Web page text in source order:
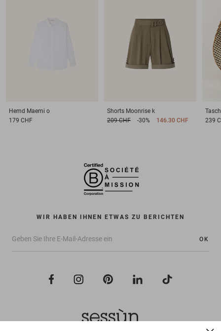
Hemd Maemi o
179 CHF
Shorts Moonrise k
209 CHF
-30% 146.30 CHF
239
WIR HABEN IHNEN ETWAS ZU BERICHTEN
OK